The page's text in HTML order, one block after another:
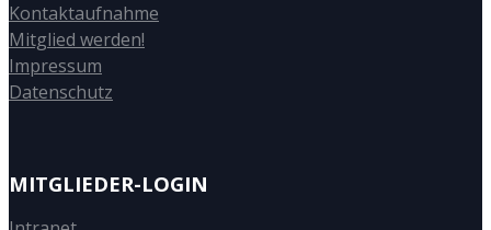
Kontaktaufnahme
Mitglied werden!
Impressum
Datenschutz
MITGLIEDER-LOGIN